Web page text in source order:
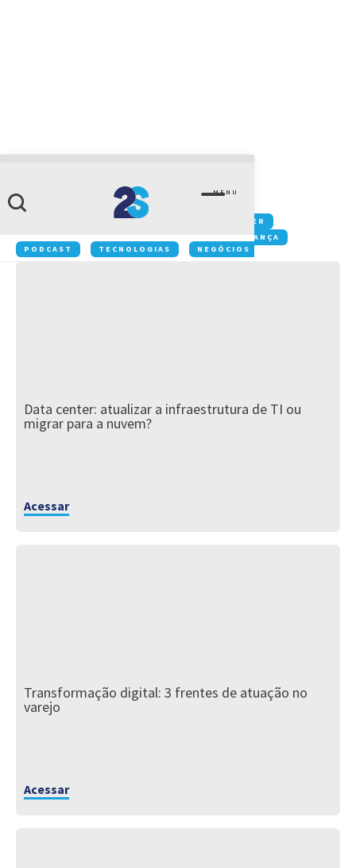
MENU
PODCAST TECNOLOGIAS NEGÓCIOS INOVAÇÃO
Datacenter
COLABORAÇÃO
DATACENTER
SEGURANÇA
Data center: atualizar a infraestrutura de TI ou
migrar para a nuvem?
Acessar
Transformação digital: 3 frentes de atuação no
varejo
Acessar